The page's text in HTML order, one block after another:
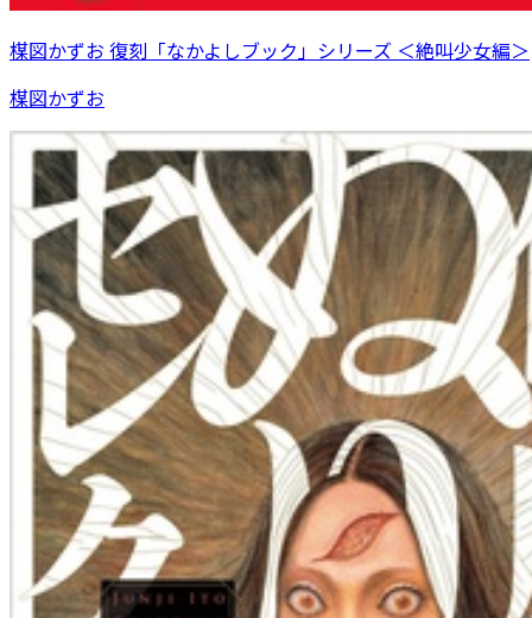
楳図かずお 復刻「なかよしブック」シリーズ ＜絶叫少女編＞
楳図かずお